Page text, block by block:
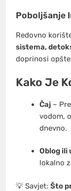
Poboljšanje
Redovno
sistema,
doprinosi
Kako Je
Čaj–
vodom,
dnevno.
Oblog ili
lokalno
💡 Savjet: Što